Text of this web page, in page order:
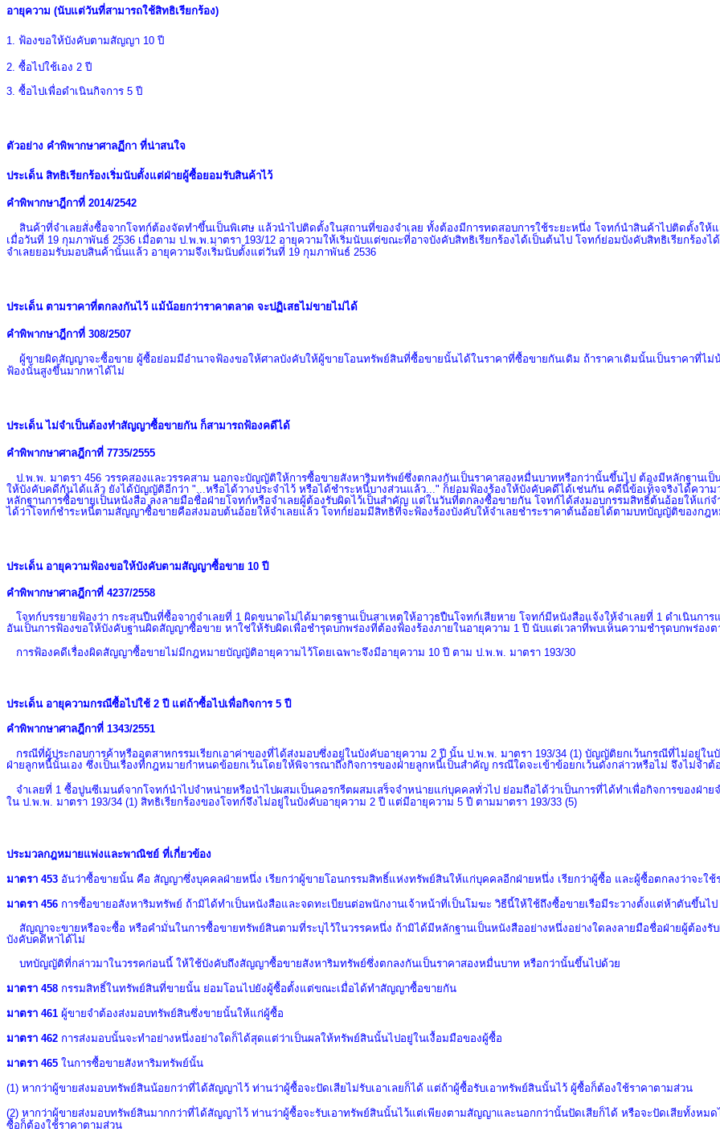
อายุความ (นับแต่วันที่สามารถใช้สิทธิเรียกร้อง)
1. ฟ้องขอให้บังคับตามสัญญา 10 ปี
2. ซื้อไปใช้เอง 2 ปี
3. ซื้อไปเพื่อดำเนินกิจการ 5 ปี
ตัวอย่าง คำพิพากษาศาลฏีกา ที่น่าสนใจ
ประเด็น สิทธิเรียกร้องเริ่มนับตั้งแต่ฝ่ายผู้ซื้อยอมรับสินค้าไว้
คำพิพากษาฎีกาที่ 2014/2542
สินค้าที่จำเลยสั่งซื้อจากโจทก์ต้องจัดทำขึ้นเป็นพิเศษ แล้วนำไปติดตั้งในสถานที่ของจำเลย ทั้งต้องมีการทดสอบการใช้ระยะหนึ่ง โจทก์นำสินค้าไปติดตั้งให้
เมื่อวันที่ 19 กุมภาพันธ์ 2536 เมื่อตาม ป.พ.พ.มาตรา 193/12 อายุความให้เริ่มนับแต่ขณะที่อาจบังคับสิทธิเรียกร้องได้เป็นต้นไป โจทก์ย่อมบังคับสิทธิเรียกร้อง
จำเลยยอมรับมอบสินค้านั้นแล้ว อายุความจึงเริ่มนับตั้งแต่วันที่ 19 กุมภาพันธ์ 2536
ประเด็น ตามราคาที่ตกลงกันไว้ แม้น้อยกว่าราคาตลาด จะปฏิเสธไม่ขายไม่ได้
คำพิพากษาฎีกาที่ 308/2507
ผู้ขายผิดสัญญาจะซื้อขาย ผู้ซื้อย่อมมีอำนาจฟ้องขอให้ศาลบังคับให้ผู้ขายโอนทรัพย์สินที่ซื้อขายนั้นได้ในราคาที่ซื้อขายกันเดิม ถ้าราคาเดิมนั้นเป็นราคาที่ไม่
ฟ้องนั้นสูงขึ้นมากหาได้ไม่
ประเด็น ไม่จำเป็นต้องทำสัญญาซื้อขายกัน ก็สามารถฟ้องคดีได้
คำพิพากษาศาลฎีกาที่ 7735/2555
ป.พ.พ. มาตรา 456 วรรคสองและวรรคสาม นอกจะบัญญัติให้การซื้อขายสังหาริมทรัพย์ซึ่งตกลงกันเป็นราคาสองหมื่นบาทหรือกว่านั้นขึ้นไป ต้องมีหลักฐานเ
ให้บังคับคดีกันได้แล้ว ยังได้บัญญัติอีกว่า "...หรือได้วางประจำไว้ หรือได้ชำระหนี้บางส่วนแล้ว..." ก็ย่อมฟ้องร้องให้บังคับคดีได้เช่นกัน คดีนี้ข้อเท็จจริงได้คว
หลักฐานการซื้อขายเป็นหนังสือ ลงลายมือชื่อฝ่ายโจทก์หรือจำเลยผู้ต้องรับผิดไว้เป็นสำคัญ แต่ในวันที่ตกลงซื้อขายกัน โจทก์ได้ส่งมอบกรรมสิทธิ์ต้นอ้อยให้แก่
ได้ว่าโจทก์ชำระหนี้ตามสัญญาซื้อขายคือส่งมอบต้นอ้อยให้จำเลยแล้ว โจทก์ย่อมมีสิทธิที่จะฟ้องร้องบังคับให้จำเลยชำระราคาต้นอ้อยได้ตามบทบัญญัติของกฎห
ประเด็น อายุความฟ้องขอให้บังคับตามสัญญาซื้อขาย 10 ปี
คำพิพากษาศาลฎีกาที่ 4237/2558
โจทก์บรรยายฟ้องว่า กระสุนปืนที่ซื้อจากจำเลยที่ 1 ผิดขนาดไม่ได้มาตรฐานเป็นสาเหตุให้อาวุธปืนโจทก์เสียหาย โจทก์มีหนังสือแจ้งให้จำเลยที่ 1 ดำเนินก
อันเป็นการฟ้องขอให้บังคับฐานผิดสัญญาซื้อขาย หาใช่ให้รับผิดเพื่อชำรุดบกพร่องที่ต้องฟ้องร้องภายในอายุความ 1 ปี นับแต่เวลาที่พบเห็นความชำรุดบกพร่อง
การฟ้องคดีเรื่องผิดสัญญาซื้อขายไม่มีกฎหมายบัญญัติอายุความไว้โดยเฉพาะจึงมีอายุความ 10 ปี ตาม ป.พ.พ. มาตรา 193/30
ประเด็น อายุความกรณีซื้อไปใช้ 2 ปี แต่ถ้าซื้อไปเพื่อกิจการ 5 ปี
คำพิพากษาศาลฎีกาที่ 1343/2551
กรณีที่ผู้ประกอบการค้าหรืออุตสาหกรรมเรียกเอาค่าของที่ได้ส่งมอบซึ่งอยู่ในบังคับอายุความ 2 ปี นั้น ป.พ.พ. มาตรา 193/34 (1) บัญญัติยกเว้นกรณีที่ไม่อยู่ในบั
ฝ่ายลูกหนี้นั้นเอง ซึ่งเป็นเรื่องที่กฎหมายกำหนดข้อยกเว้นโดยให้พิจารณาถึงกิจการของฝ่ายลูกหนี้เป็นสำคัญ กรณีใดจะเข้าข้อยกเว้นดังกล่าวหรือไม่ จึงไม่จำต้
จำเลยที่ 1 ซื้อปูนซีเมนต์จากโจทก์นำไปจำหน่ายหรือนำไปผสมเป็นคอรกรีตผสมเสร็จจำหน่ายแก่บุคคลทั่วไป ย่อมถือได้ว่าเป็นการที่ได้ทำเพื่อกิจการของฝ่าย
ใน ป.พ.พ. มาตรา 193/34 (1) สิทธิเรียกร้องของโจทก์จึงไม่อยู่ในบังคับอายุความ 2 ปี แต่มีอายุความ 5 ปี ตามมาตรา 193/33 (5)
ประมวลกฎหมายแพ่งและพาณิชย์ ที่เกี่ยวข้อง
มาตรา 453 อันว่าซื้อขายนั้น คือ สัญญาซึ่งบุคคลฝ่ายหนึ่ง เรียกว่าผู้ขายโอนกรรมสิทธิ์แห่งทรัพย์สินให้แก่บุคคลอีกฝ่ายหนึ่ง เรียกว่าผู้ซื้อ และผู้ซื้อตกลงว่าจะใ
มาตรา 456 การซื้อขายอสังหาริมทรัพย์ ถ้ามิได้ทำเป็นหนังสือและจดทะเบียนต่อพนักงานเจ้าหน้าที่เป็นโมฆะ วิธีนี้ให้ใช้ถึงซื้อขายเรือมีระวางตั้งแต่ห้าตันขึ้นไ
สัญญาจะขายหรือจะซื้อ หรือคำมั่นในการซื้อขายทรัพย์สินตามที่ระบุไว้ในวรรคหนึ่ง ถ้ามิได้มีหลักฐานเป็นหนังสืออย่างหนึ่งอย่างใดลงลายมือชื่อฝ่ายผู้ต้องรั
บังคับคดีหาได้ไม่
บทบัญญัติที่กล่าวมาในวรรคก่อนนี้ ให้ใช้บังคับถึงสัญญาซื้อขายสังหาริมทรัพย์ซึ่งตกลงกันเป็นราคาสองหมื่นบาท หรือกว่านั้นขึ้นไปด้วย
มาตรา 458 กรรมสิทธิ์ในทรัพย์สินที่ขายนั้น ย่อมโอนไปยังผู้ซื้อตั้งแต่ขณะเมื่อได้ทำสัญญาซื้อขายกัน
มาตรา 461 ผู้ขายจำต้องส่งมอบทรัพย์สินซึ่งขายนั้นให้แก่ผู้ซื้อ
มาตรา 462 การส่งมอบนั้นจะทำอย่างหนึ่งอย่างใดก็ได้สุดแต่ว่าเป็นผลให้ทรัพย์สินนั้นไปอยู่ในเงื้อมมือของผู้ซื้อ
มาตรา 465 ในการซื้อขายสังหาริมทรัพย์นั้น
(1) หากว่าผู้ขายส่งมอบทรัพย์สินน้อยกว่าที่ได้สัญญาไว้ ท่านว่าผู้ซื้อจะปัดเสียไม่รับเอาเลยก็ได้ แต่ถ้าผู้ซื้อรับเอาทรัพย์สินนั้นไว้ ผู้ซื้อก็ต้องใช้ราคาตามส่วน
(2) หากว่าผู้ขายส่งมอบทรัพย์สินมากกว่าที่ได้สัญญาไว้ ท่านว่าผู้ซื้อจะรับเอาทรัพย์สินนั้นไว้แต่เพียงตามสัญญาและนอกกว่านั้นปัดเสียก็ได้ หรือจะปัดเสียทั้งหม
ซื้อก็ต้องใช้ราคาตามส่วน